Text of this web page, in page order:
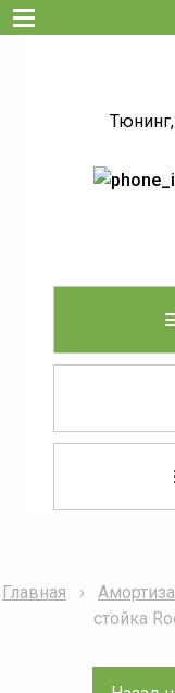
Главная
стойка